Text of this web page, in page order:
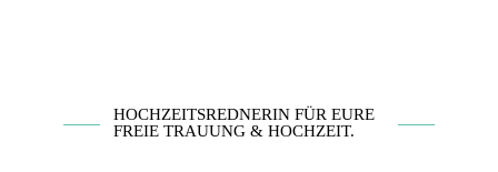
HOCHZEITSREDNERIN FÜR EURE
FREIE TRAUUNG & HOCHZEIT.